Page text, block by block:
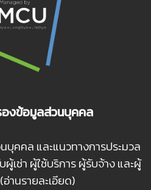
งข้อมูลส่วนบุคคล
คคล และแนวทางการประมวล
เช่า ผู้ใช้บริการ ผู้รับจ้าง และผู้
านรายละเอียด)